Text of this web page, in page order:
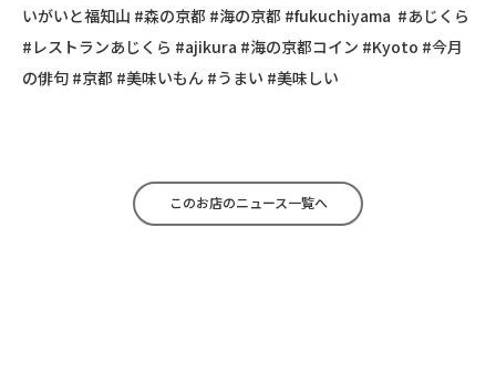
いがいと福知山 #森の京都 #海の京都 #fukuchiyama #あじくら
#レストランあじくら #ajikura #海の京都コイン #Kyoto #今月
の俳句 #京都 #美味いもん #うまい #美味しい
このお店のニュース一覧へ